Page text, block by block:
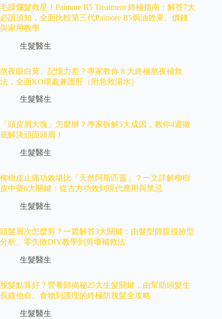
毛躁爛髮救星！Paimore B5 Treatment 終極指南：解答7大
必讀須知，全面比較第三代Paimore B5焗油效果、價錢
與家用教學
生髮醫生
熬夜眼白黃、記憶力差？專家教你 8 大終極熬夜補救
法，全面KO壞處兼護肝（附急救湯水）
生髮醫生
「頭皮屑大塊」怎麼辦？專家拆解5大成因，教你4週徹
底解決頑固頭屑！
生髮醫生
柳樹皮止痛功效堪比「天然阿斯匹靈」？一文詳解柳樹
皮中藥6大關鍵：從古方功效到現代應用與禁忌
生髮醫生
頭髮層次怎麼剪？一篇解答3大關鍵：由髮型師親授臉型
分析、零失敗DIY教學到剪壞補救法
生髮醫生
脫髮點算好？營養師揭秘25大生髮關鍵，由幫助頭髮生
長維他命、食物到護理的終極防脫髮全攻略
生髮醫生